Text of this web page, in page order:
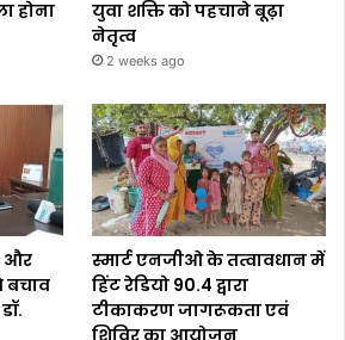
होना
युवा शक्ति को पहचाने बूढ़ा
नेतृत्व
2 weeks ago
और
बचाव
स्मार्ट एनजीओ के तत्वावधान में
हिंट रेडियो 90.4 द्वारा
टीकाकरण जागरूकता एवं
शिविर का आयोजन